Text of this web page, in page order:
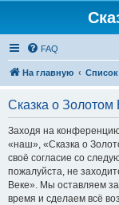
FAQ
На главную
Сказка о
Заходя на
«наш», «Сказка о
своё согласие со
пожалуйста, не
Веке». Мы оставляем
время и сделаем всё